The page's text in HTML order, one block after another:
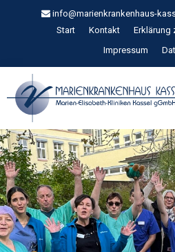
info@marienkrankenhaus-
Start
Kontakt
Erklärung
Impressum